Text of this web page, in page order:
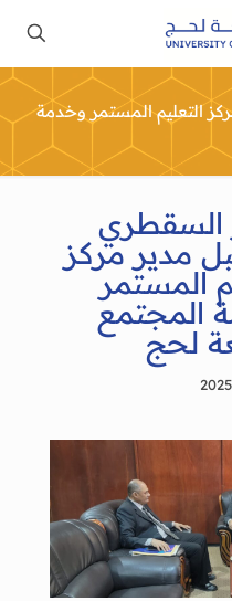
التعليم المستمر وخدمة
السقطري
مدير مركز
المستمر
المجتمع
لحج